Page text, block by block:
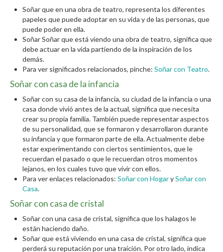
Soñar que en una obra de teatro, representa los diferentes
papeles que puede adoptar en su vida y de las personas, que
puede poder en ella.
Soñar Soñar que está viendo una obra de teatro, significa que
debe actuar en la vida partiendo de la inspiración de los
demás.
Para ver significados relacionados, pinche: Soñar con Teatro.
Soñar con casa de la infancia
Soñar con su casa de la infancia, su ciudad de la infancia o una
casa donde vivió antes de la actual, significa que necesita
crear su propia familia. También puede representar aspectos
de su personalidad, que se formaron y desarrollaron durante
su infancia y que formaron parte de ella. Actualmente debe
estar experimentando con ciertos sentimientos, que le
recuerdan el pasado o que le recuerdan otros momentos
lejanos, en los cuales tuvo que vivir con ellos.
Para ver enlaces relacionados: Soñar con HogarySoñar con
Casa.
Soñar con casa de cristal
Soñar con una casa de cristal, significa que los halagos le
están haciendo daño.
Soñar que está viviendo en una casa de cristal, significa que
perderá su reputación por una traición. Por otro lado, indica